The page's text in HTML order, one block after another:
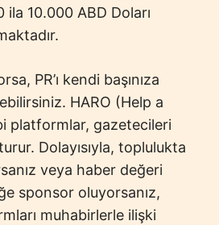
10.000 ABD Doları
PR’ı kendi başınıza
HARO (Help a
platformlar, gazetecileri
Dolayısıyla, toplulukta
veya haber değeri
sponsor oluyorsanız,
muhabirlerle ilişki